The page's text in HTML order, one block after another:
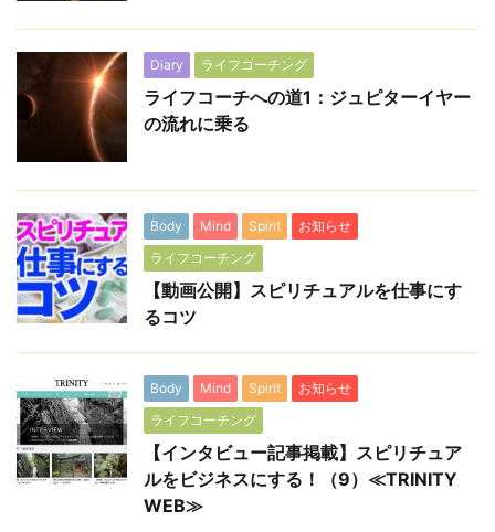
Diary ライフコーチング
ライフコーチへの道1：ジュピターイヤー
の流れに乗る
Body Mind Spirit
お知らせ
ライフコーチング
【動画公開】スピリチュアルを仕事にす
るコツ
Body Mind Spirit
お知らせ
ライフコーチング
【インタビュー記事掲載】スピリチュア
ルをビジネスにする！（9）≪TRINITY
WEB≫